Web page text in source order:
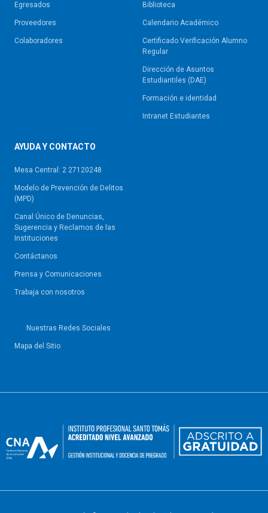
Egresados
Proveedores
Colaboradores
Biblioteca
Calendario Académico
Certificado Verificación Alumno
Regular
Dirección de Asuntos
Estudiantiles (DAE)
Formación e identidad
Intranet Estudiantes
AYUDA Y CONTACTO
Mesa Central: 2 27120248
Modelo de Prevención de Delitos
(MPD)
Canal Único de Denuncias,
Sugerencia y Reclamos de las
Instituciones
Contáctanos
Prensa y Comunicaciones
Trabaja con nosotros
Nuestras Redes Sociales
Mapa del Sitio